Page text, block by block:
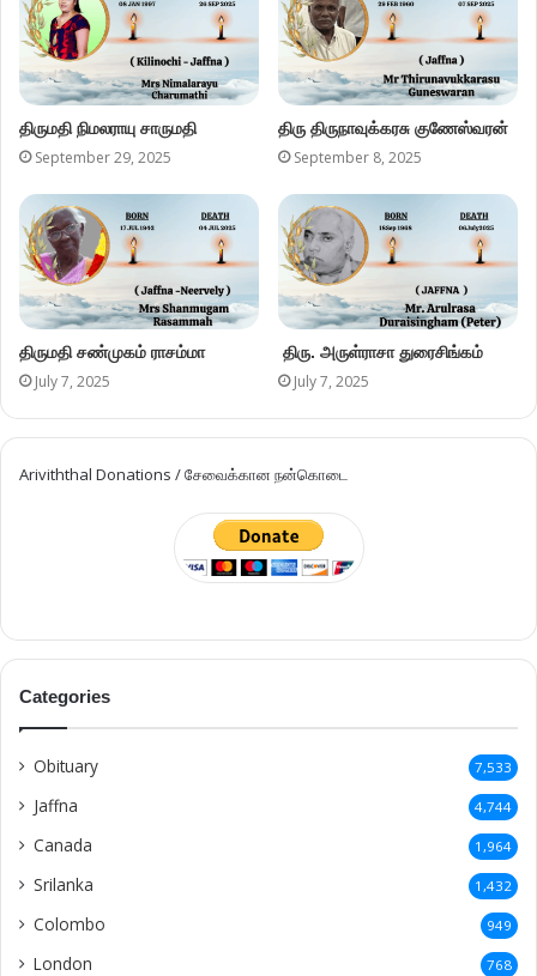
திருமதி நிமலராயு சாருமதி
September 29, 2025
திரு திருநாவுக்கரசு குணேஸ்வரன்
September 8, 2025
திருமதி சண்முகம் ராசம்மா
July 7, 2025
திரு. அருள்ராசா துரைசிங்கம்
July 7, 2025
Ariviththal Donations / சேவைக்கான நன்கொடை
Categories
Obituary 7,533
Jaffna 4,744
Canada 1,964
Srilanka 1,432
Colombo 949
London 768